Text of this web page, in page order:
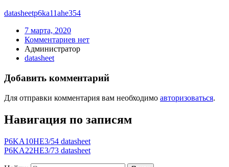
datasheetp6ka11ahe354
7 марта, 2020
Комментариев нет
Администратор
datasheet
Добавить комментарий
Для отправки комментария вам необходимо авторизоваться.
Навигация по записям
P6KA10HE3/54 datasheet
P6KA22HE3/73 datasheet